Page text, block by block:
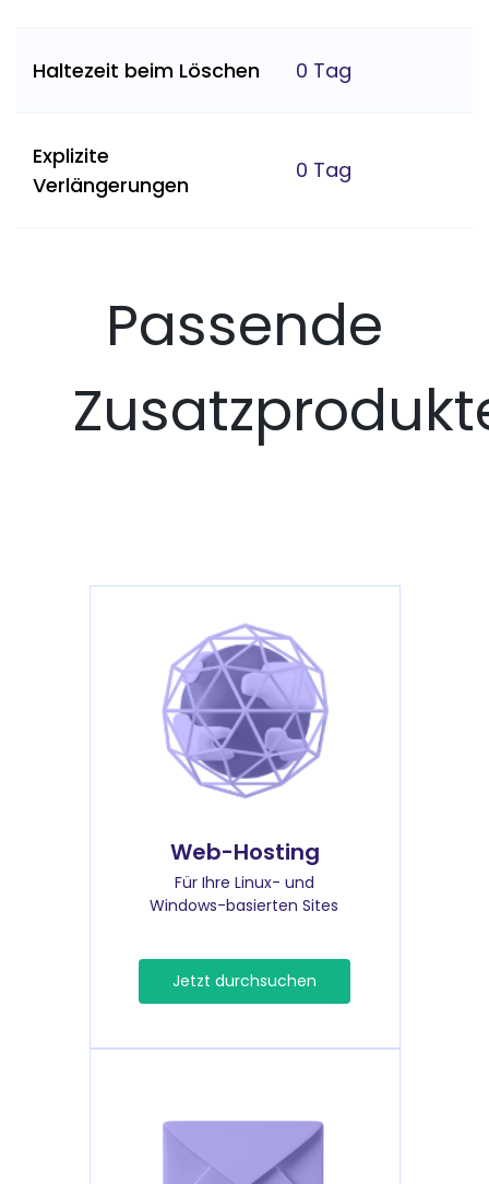
Haltezeit beim Löschen 0 Tag
Explizite
Verlängerungen
0 Tag
Passende
Web-Hosting
Für Ihre Linux- und
Windows-basierten Sites
Jetzt durchsuchen